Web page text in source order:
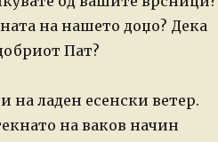
на нашето доџо? Дека
Пат?
на ладен есенски ветер.
на ваков начин